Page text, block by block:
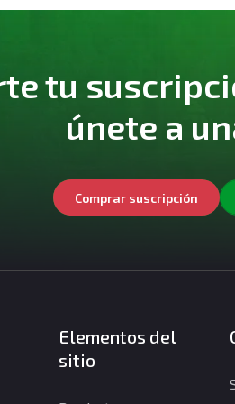
tu
únete a
Comprar suscripción
Elementos del
sitio